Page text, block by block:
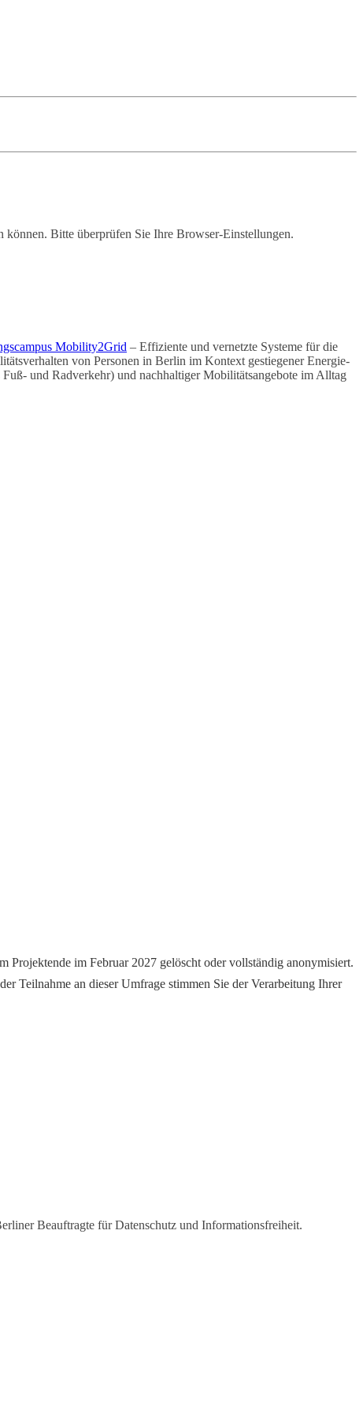
können. Bitte überprüfen Sie Ihre Browser-Einstellungen.
Mobility2Grid – Effiziente und vernetzte Systeme für die
von Personen in Berlin im Kontext gestiegener Energie-
und Radverkehr) und nachhaltiger Mobilitätsangebote im Alltag
Projektende im Februar 2027 gelöscht oder vollständig anonymisiert.
Teilnahme an dieser Umfrage stimmen Sie der Verarbeitung Ihrer
Beauftragte für Datenschutz und Informationsfreiheit.